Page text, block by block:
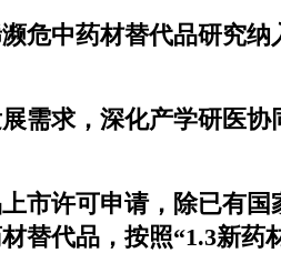
危中药材替代品研究
需求，深化产学研医
市许可申请，除已有
替代品，按照“1.3新